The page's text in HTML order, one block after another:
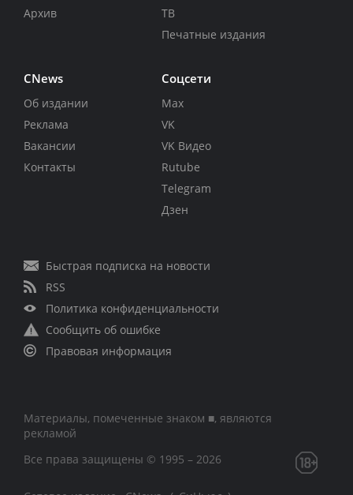
Архив
ТВ
Печатные издания
CNews
Об издании
Реклама
Вакансии
Контакты
Соцсети
Max
VK
VK Видео
Rutube
Telegram
Дзен
Быстрая подписка на новости
RSS
Политика конфиденциальности
Сообщить об ошибке
Правовая информация
Материалы, помеченные знаком ■, являются
рекламой
Все права защищены © 1995 – 2026